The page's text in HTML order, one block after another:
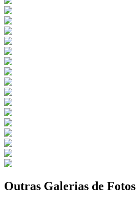
Outras Galerias de Fotos